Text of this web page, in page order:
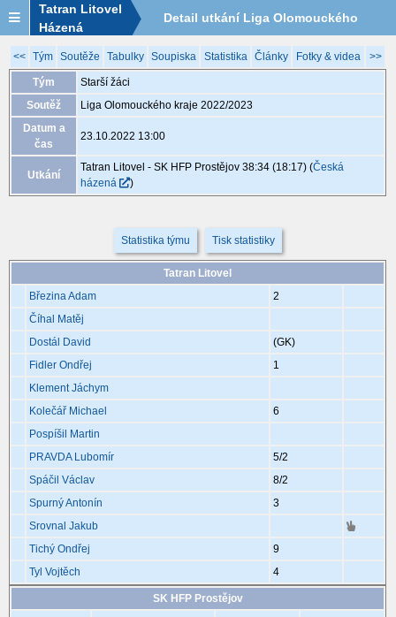
Tatran Litovel
Házená
Detail utkání Liga Olomouckého
kraje 2022/2023, MGA019, 23.10.
<< Tým Soutěže Tabulky Soupiska Statistika Články Fotky & videa >>
Tým
Starší žáci
Soutěž
Liga Olomouckého kraje 2022/2023
Datum a
čas
23.10.2022 13:00
Utkání
Tatran Litovel - SK HFP Prostějov 38:34 (18:17)(Česká
házená
)
Statistika týmu Tisk statistiky
Tatran Litovel
Březina Adam
2
Číhal Matěj
Dostál David
(GK)
Fidler Ondřej
1
Klement Jáchym
Kolečář Michael
6
Pospíšil Martin
PRAVDA Lubomír
5/2
Spáčil Václav
8/2
Spurný Antonín
3
Srovnal Jakub
Tichý Ondřej
9
Tyl Vojtěch
4
SK HFP Prostějov